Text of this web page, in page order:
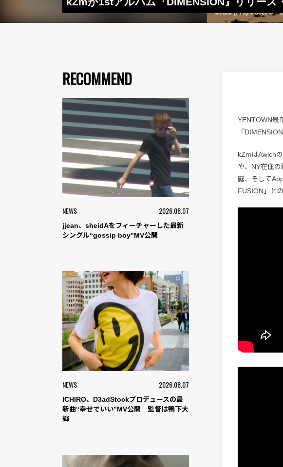
RECOMMEND
NEWS 2026.08.07
jjean、sheidAをフィーチャーした最新
シングル“gossip boy”MV公開
NEWS 2026.08.07
ICHIRO、D3adStockプロデュースの最
新曲“幸せでいい”MV公開 監督は鴨下大
輝
YENTOWN最
『
kZmはAwich
や、NY在住
露、そして
FUSION」と